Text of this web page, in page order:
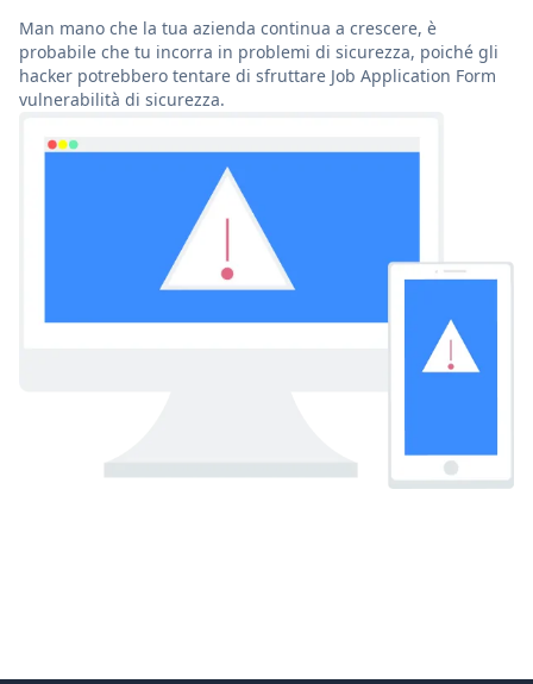
Man mano che la tua azienda continua a crescere, è
probabile che tu incorra in problemi di sicurezza, poiché gli
hacker potrebbero tentare di sfruttare Job Application Form
vulnerabilità di sicurezza.